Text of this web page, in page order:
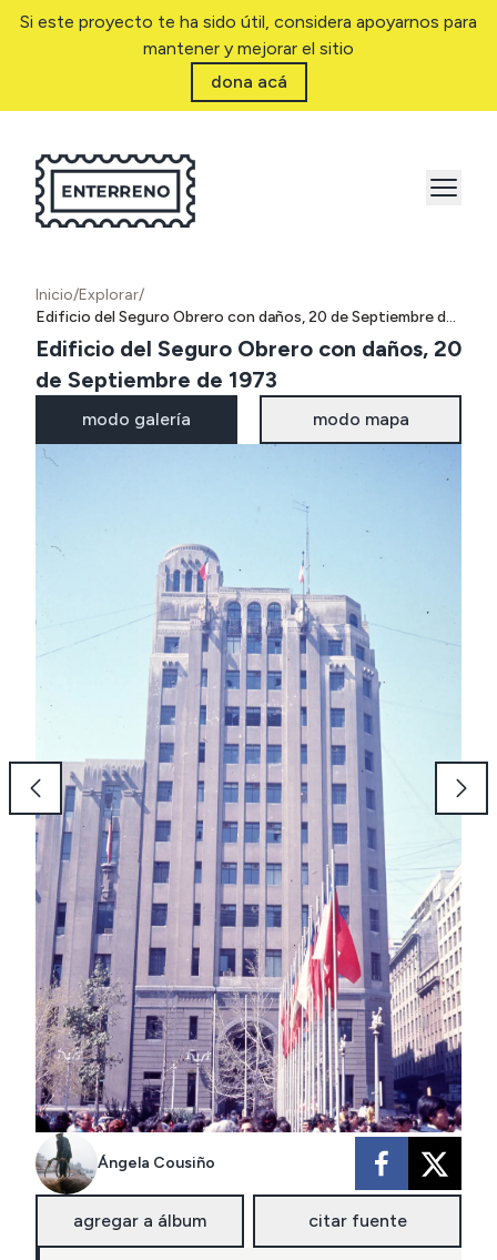
Si este proyecto te ha sido útil, considera apoyarnos para
mantener y mejorar el sitio
dona acá
Inicio/Explorar/
Edificio del Seguro Obrero con daños, 20 de Septiembre de 1973
Edificio del Seguro Obrero con daños, 20
de Septiembre de 1973
modo galería modo mapa
Ángela Cousiño
agregar a álbum citar fuente